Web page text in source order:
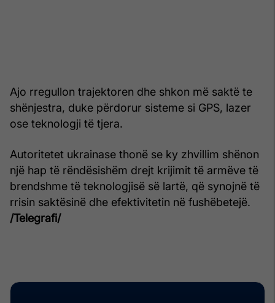
Ajo rregullon trajektoren dhe shkon më saktë te
shënjestra, duke përdorur sisteme si GPS, lazer
ose teknologji të tjera.
Autoritetet ukrainase thonë se ky zhvillim shënon
një hap të rëndësishëm drejt krijimit të armëve të
brendshme të teknologjisë së lartë, që synojnë të
rrisin saktësinë dhe efektivitetin në fushëbetejë.
/Telegrafi/